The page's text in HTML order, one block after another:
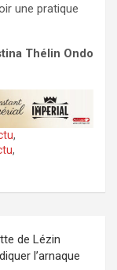
une pratique
Thélin Ondo
,
,
de Lézin
l’arnaque